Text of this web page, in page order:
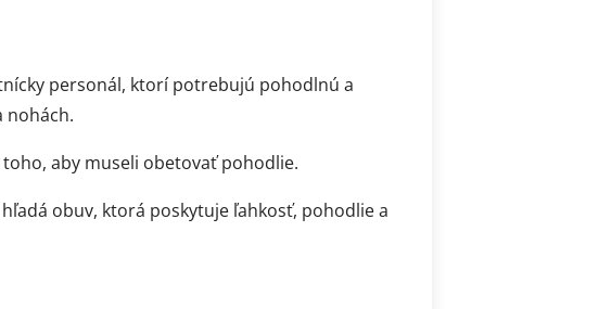
personál, ktorí potrebujú pohodlnú a
nohách.
aby museli obetovať pohodlie.
obuv, ktorá poskytuje ľahkosť, pohodlie a